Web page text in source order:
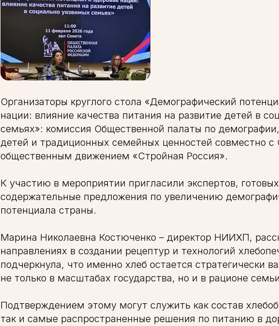
Организаторы круглого стола «Демографический
нации: влияние качества питания на развитие детей в
семьях»: комиссия Общественной палаты по
детей и традиционных семейных ценностей совместно
общественным движением «Стройная Россия».
К участию в мероприятии пригласили экспертов,
содержательные предложения по увеличению
потенциала страны.
Марина Николаевна Костюченко – директор НИИХП,
направлениях в создании рецептур и технологий
подчеркнула, что именно хлеб остается стратегически
не только в масштабах государства, но и в рационе
Подтверждением этому могут служить как состав
так и самые распространенные решения по питанию в